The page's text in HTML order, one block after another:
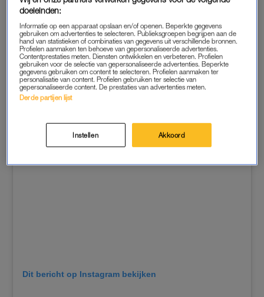
“We weten niet wie er achter zit en waarom het is gebeurd.
Alles wat ik meer zeg dan in mijn post te zien is kan het
rechercheonderzoek in gevaar brengen”, aldus de realityster
in een Instagram-bericht gisteren.
Dit bericht op Instagram bekijken
doeleinden:
Informatie op een apparaat opslaan en/of openen. Beperkte gegevens
gebruiken om advertenties te selecteren. Publieksgroepen begrijpen aan de
hand van statistieken of combinaties van gegevens uit verschillende bronnen.
Profielen aanmaken ten behoeve van gepersonaliseerde advertenties.
Contentprestaties meten. Diensten ontwikkelen en verbeteren. Profielen
gebruiken voor de selectie van gepersonaliseerde advertenties. Beperkte
gegevens gebruiken om content te selecteren. Profielen aanmaken ter
personalisatie van content. Profielen gebruiken ter selectie van
gepersonaliseerde content. De prestaties van advertenties meten.
Derde partijen lijst
Instellen Akkoord